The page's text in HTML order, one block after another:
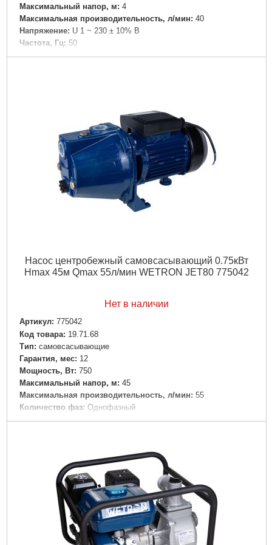
Максимальный напор, м: 4
Максимальная производительность, л/мин: 40
Напряжение: U 1 ~ 230 ± 10% В
Частота, Гц: 50
Вал двигателя: Керамика
Диаметр патрубка переходника, " (дюйм):
Диаметр всасывающего патрубка DN1, (мм): 1 ½
Материал корпуса: Чугун с антикоррозийной обработкой
Диаметр твердых частиц во взвешенном состоянии,
Вес брутто (единицы), кг:
2.95
Длина упаковки, мм:
Ширина упаковки, мм: 140
Подробнее...
Насос центробежный самовсасывающий 0.75кВт
Hmax 45м Qmax 55л/мин WETRON JET80 775042
Нет в наличии
Артикул: 775042
Код товара: 19.71.68
Tип: самовсасывающие
Гарантия, мес: 12
Мощность, Вт: 750
Максимальный напор, м: 45
Максимальная производительность, л/мин: 55
Количество фаз: Однофазный
Напряжение: U 1 ~ 230 ± 10% В
Нержавеющая сталь AISI304
Рабочее колесо: Износостойкий технополимер
Класс защиты: IP44
Перекачиваемая жидкость: Чистая вода
Диаметр всасывающего патрубка DN1, " (дюйм):
Диаметр напорного патрубка DN2, " (дюйм): 1
Максимально допустимое давление, бар: 8
Материал корпуса: Чугун